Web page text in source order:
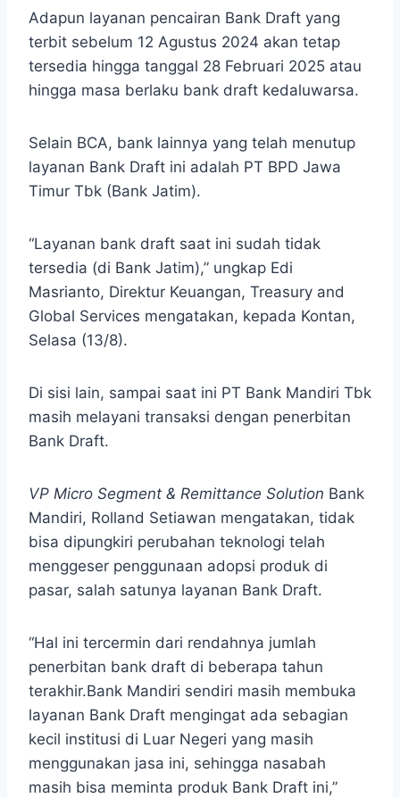
Adapun layanan pencairan Bank Draft yang
terbit sebelum 12 Agustus 2024 akan tetap
tersedia hingga tanggal 28 Februari 2025 atau
hingga masa berlaku bank draft kedaluwarsa.
Selain BCA, bank lainnya yang telah menutup
layanan Bank Draft ini adalah PT BPD Jawa
Timur Tbk (Bank Jatim).
“Layanan bank draft saat ini sudah tidak
tersedia (di Bank Jatim),” ungkap Edi
Masrianto, Direktur Keuangan, Treasury and
Global Services mengatakan, kepada Kontan,
Selasa (13/8).
Di sisi lain, sampai saat ini PT Bank Mandiri Tbk
masih melayani transaksi dengan penerbitan
Bank Draft.
VP Micro Segment & Remittance Solution Bank
Mandiri, Rolland Setiawan mengatakan, tidak
bisa dipungkiri perubahan teknologi telah
menggeser penggunaan adopsi produk di
pasar, salah satunya layanan Bank Draft.
“Hal ini tercermin dari rendahnya jumlah
penerbitan bank draft di beberapa tahun
terakhir.Bank Mandiri sendiri masih membuka
layanan Bank Draft mengingat ada sebagian
kecil institusi di Luar Negeri yang masih
menggunakan jasa ini, sehingga nasabah
masih bisa meminta produk Bank Draft ini,”